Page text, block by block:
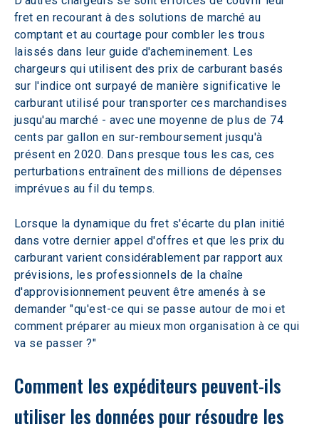
fret en recourant à des solutions de marché au
comptant et au courtage pour combler les trous
laissés dans leur guide d'acheminement. Les
chargeurs qui utilisent des prix de carburant basés
sur l'indice ont surpayé de manière significative le
carburant utilisé pour transporter ces marchandises
jusqu'au marché - avec une moyenne de plus de 74
cents par gallon en sur-remboursement jusqu'à
présent en 2020. Dans presque tous les cas, ces
perturbations entraînent des millions de dépenses
imprévues au fil du temps.
Lorsque la dynamique du fret s'écarte du plan initié
dans votre dernier appel d'offres et que les prix du
carburant varient considérablement par rapport aux
prévisions, les professionnels de la chaîne
d'approvisionnement peuvent être amenés à se
demander "qu'est-ce qui se passe autour de moi et
comment préparer au mieux mon organisation à ce qui
va se passer ?"
Comment les expéditeurs peuvent-ils
utiliser les données pour résoudre les